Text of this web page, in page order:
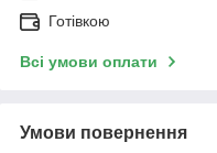
Готівкою
Всі умови оплати
Умови повернення